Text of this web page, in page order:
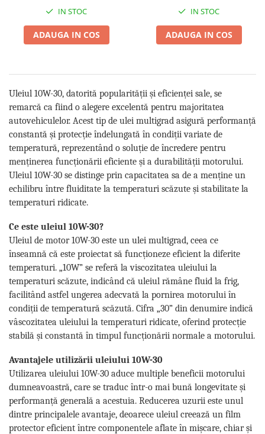
IN STOC
ADAUGA IN COS
IN STOC
ADAUGA IN COS
Uleiul 10W-30, datorită popularității și eficienței sale, se
remarcă ca fiind o alegere excelentă pentru majoritatea
autovehiculelor. Acest tip de ulei multigrad asigură performanță
constantă și protecție îndelungată în condiții variate de
temperatură, reprezentând o soluție de încredere pentru
menținerea funcționării eficiente și a durabilității motorului.
Uleiul 10W-30 se distinge prin capacitatea sa de a menține un
echilibru între fluiditate la temperaturi scăzute și stabilitate la
temperaturi ridicate.
Ce este uleiul 10W-30?
Uleiul de motor 10W-30 este un ulei multigrad, ceea ce
înseamnă că este proiectat să funcționeze eficient la diferite
temperaturi. „10W” se referă la viscozitatea uleiului la
temperaturi scăzute, indicând că uleiul rămâne fluid la frig,
facilitând astfel ungerea adecvată la pornirea motorului în
condiții de temperatură scăzută. Cifra „30” din denumire indică
vâscozitatea uleiului la temperaturi ridicate, oferind protecție
stabilă și constantă în timpul funcționării normale a motorului.
Avantajele utilizării uleiului 10W-30
Utilizarea uleiului 10W-30 aduce multiple beneficii motorului
dumneavoastră, care se traduc într-o mai bună longevitate și
performanță generală a acestuia. Reducerea uzurii este unul
dintre principalele avantaje, deoarece uleiul creează un film
protector eficient între componentele aflate în mișcare, chiar și